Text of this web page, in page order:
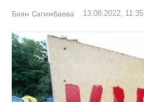
Баян Сагимбаева 13.08.2022, 11:35